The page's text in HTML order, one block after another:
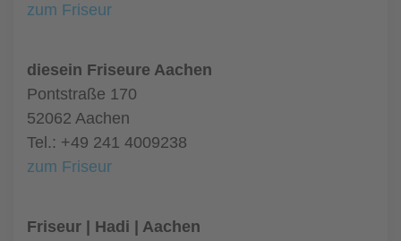
zum Friseur
diesein Friseure Aachen
Pontstraße 170
52062 Aachen
Tel.: +49 241 4009238
zum Friseur
Friseur | Hadi | Aachen